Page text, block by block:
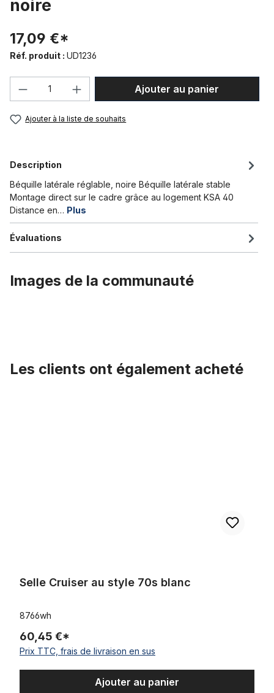
noire
17,09 €*
Réf. produit : UD1236
Quantité de produit : Entrez la
Ajouter au panier
Ajouter à la liste de souhaits
Description
Béquille latérale réglable, noire Béquille latérale stable
Montage direct sur le cadre grâce au logement KSA 40
Distance en… Plus
Évaluations
Images de la communauté
Les clients ont également acheté
Selle Cruiser au style 70s blanc
8766wh
60,45 €*
Prix TTC, frais de livraison en sus
Ajouter au panier